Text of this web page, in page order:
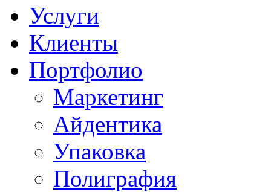
Услуги
Клиенты
Портфолио
Маркетинг
Айдентика
Упаковка
Полиграфия